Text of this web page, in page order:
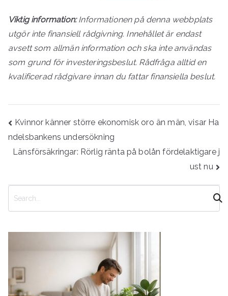
Viktig information:Informationen på denna webbplats
utgör inte finansiell rådgivning. Innehållet är endast
avsett som allmän information och ska inte användas
som grund för investeringsbeslut. Rådfråga alltid en
kvalificerad rådgivare innan du fattar finansiella beslut.
Inläggsnavigering
Kvinnor känner större ekonomisk oro än män, visar Ha
ndelsbankens undersökning
Länsförsäkringar: Rörlig ränta på bolån fördelaktigare j
ust nu